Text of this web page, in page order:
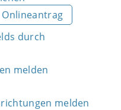
Onlineantrag
durch
melden
melden